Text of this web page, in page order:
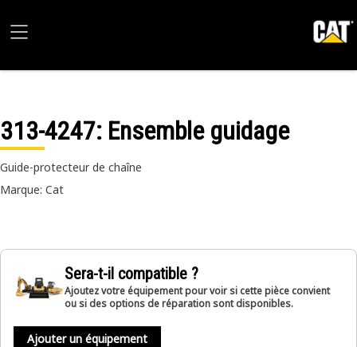
313-4247: Ensemble guidage
Guide-protecteur de chaîne
Marque: Cat
Sera-t-il compatible ?
Ajoutez votre équipement pour voir si cette pièce convient
ou si des options de réparation sont disponibles.
Ajouter un équipement